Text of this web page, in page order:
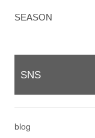
SEASON
SNS
blog